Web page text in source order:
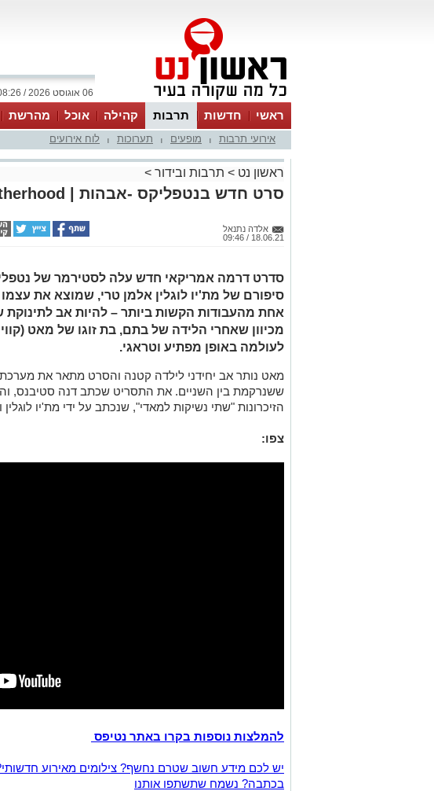
06 אוגוסט 2026 / 08:26
ראשי חדשות תרבות קהילה אוכל מהרשת
אירועי תרבות מופעים תערוכות לוח אירועים
ראשון נט > תרבות ובידור >
סרט חדש בנטפליקס -אבהות | Fatherhood
אלדה נתנאל
18.06.21 / 09:46
סדרט דרמה אמריקאי חדש עלה לסטירמר של
סיפורם של מת'יו לוגלין אלמן טרי, שמוצא את
אחת מהעבודות הקשות ביותר – להיות אב לתינוקת
מכיוון שאחרי הלידה של בתם, בת זוגו של מאט
לעולמה באופן מפתיע וטראגי.
מאט נותר אב יחידני לילדה קטנה והסרט מתאר את
ששנרקמת בין השניים. את התסריט שכתב דנה סטיבנס,
הזיכרונות "שתי נשיקות למאדי", שנכתב על ידי מת'יו לוגלין
צפו:
להמלצות נוספות בקרו באתר נטיפס
יש לכם מידע חשוב שטרם נחשף? צילומים מאירוע
בכתבה? נשמח שתשתפו אותנו